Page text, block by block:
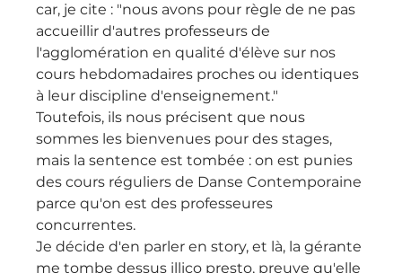
car, je cite : "nous avons pour règle de ne pas
accueillir d'autres professeurs de
l'agglomération en qualité d'élève sur nos
cours hebdomadaires proches ou identiques
à leur discipline d'enseignement."
Toutefois, ils nous précisent que nous
sommes les bienvenues pour des stages,
mais la sentence est tombée : on est punies
des cours réguliers de Danse Contemporaine
parce qu'on est des professeures
concurrentes.
Je décide d'en parler en story, et là, la gérante
me tombe dessus illico presto, preuve qu'elle